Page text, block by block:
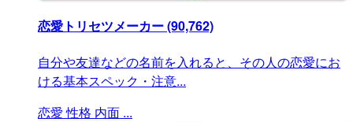
恋愛トリセツメーカー(90,762)
自分や友達などの名前を入れると、その人の恋愛にお
ける基本スペック・注意...
恋愛 性格 内面 ...